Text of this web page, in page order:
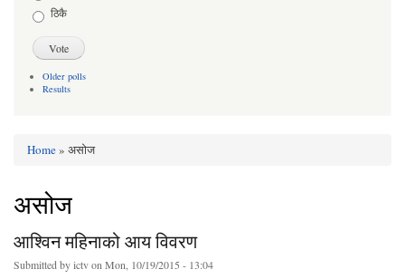
ठिकै
Older polls
Results
Home» असोज
असोज
आश्विन महिनाको आय विवरण
Submitted byictvon Mon, 10/19/2015 - 13:04